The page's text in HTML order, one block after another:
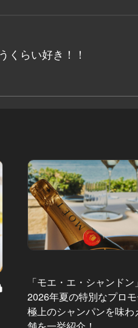
くらい好き！！
「モエ・エ・シャンドン
2026年夏の特別なプロモ
極上のシャンパンを味わ